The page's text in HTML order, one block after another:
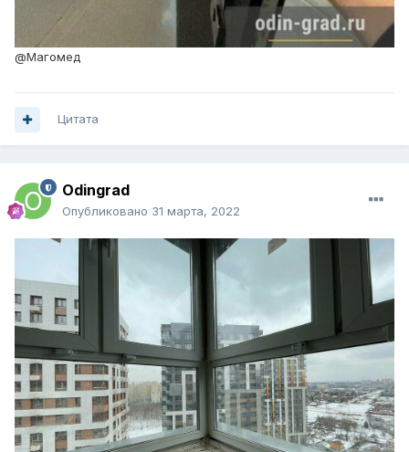
@Магомед
Цитата
Odingrad
Опубликовано 31 марта, 2022